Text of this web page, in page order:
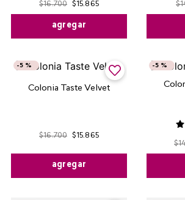
$16.700 $15.865
agregar
$
Colonia Taste Velvet
-5 %
$16.700 $15.865
agregar
-5 %
$